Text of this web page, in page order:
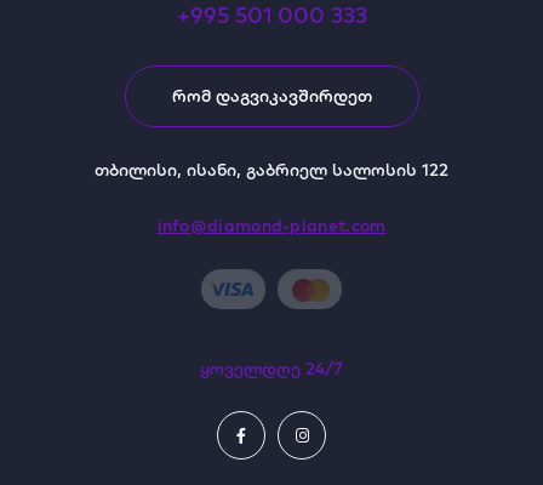
+995 501 000 333
ᲠᲝᲛ ᲓᲐᲒᲕᲘᲙᲐᲕᲨᲘᲠᲓᲔᲗ
თბილისი, ისანი, გაბრიელ სალოსის 122
info@diamond-planet.com
ყოველდღე 24/7